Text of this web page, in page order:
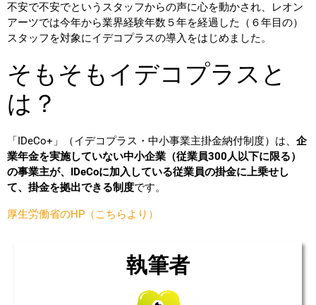
CAPABILITIES
わたしたちが持つ全体的な強み
MEMBER
仲間と出会う
数字で見るレオンアーツ
不安で不安でというスタッフからの声に心を動かされ、レオン
アーツでは今年から業界経験年数５年を経過した（６年目の）
スタッフ を対象にイデコプラスの導入をはじめました。
そもそもイデコプラスと
は？
「iDeCo+」（イデコプラス・中小事業主掛金納付制度）は、 企
業年金を実施していない中小企業（従業員300人以下に限る）
の事業主が、iDeCoに加入している従業員の掛金に上乗せし
て、掛金を拠出できる制度です。
厚生労働省のHP（こちらより）
執筆者